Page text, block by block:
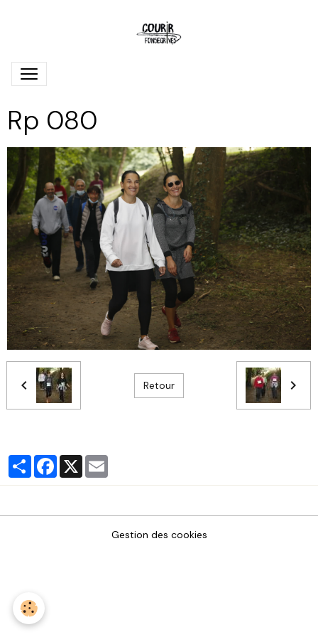
Rp 080
Retour
PartagerFacebook
X
Gestion des cookies